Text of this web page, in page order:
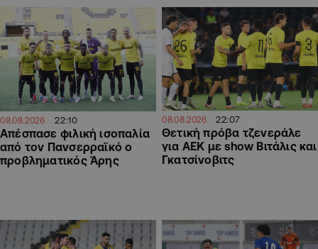
08.08.2026 22:10
Απέσπασε φιλική ισοπαλία
από τον Πανσερραϊκό ο
προβληματικός Άρης
08.08.2026 22:07
Θετική πρόβα τζενεράλε
για ΑΕΚ με show Βιτάλις και
Γκατσίνοβιτς